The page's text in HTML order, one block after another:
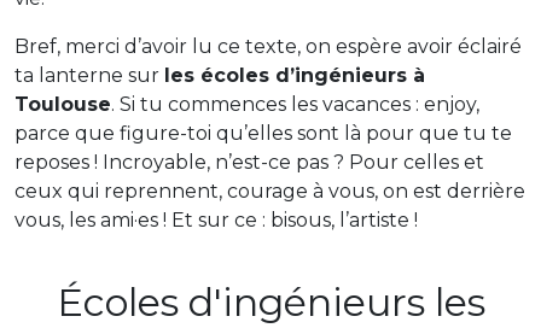
Bref, merci d’avoir lu ce texte, on espère avoir éclairé
ta lanterne sur les écoles d’ingénieurs à
Toulouse. Si tu commences les vacances : enjoy,
parce que figure-toi qu’elles sont là pour que tu te
reposes ! Incroyable, n’est-ce pas ? Pour celles et
ceux qui reprennent, courage à vous, on est derrière
vous, les ami·es ! Et sur ce : bisous, l’artiste !
Écoles d'ingénieurs les